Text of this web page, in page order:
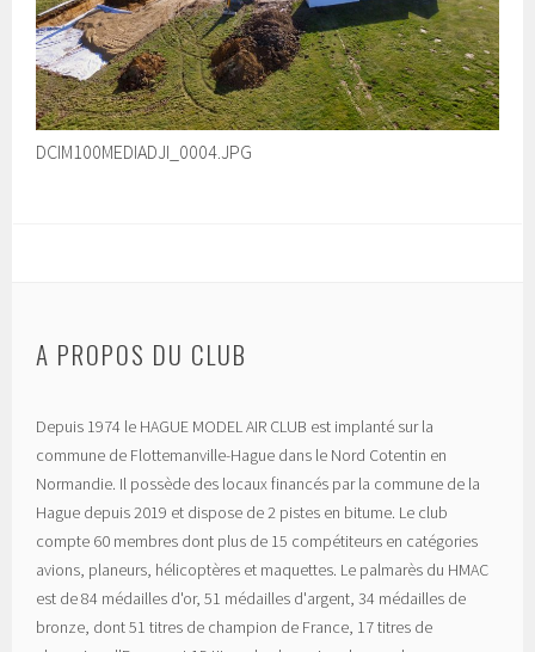
DCIM100MEDIADJI_0004.JPG
A PROPOS DU CLUB
Depuis 1974 le HAGUE MODEL AIR CLUB est implanté sur la
commune de Flottemanville-Hague dans le Nord Cotentin en
Normandie. Il possède des locaux financés par la commune de la
Hague depuis 2019 et dispose de 2 pistes en bitume. Le club
compte 60 membres dont plus de 15 compétiteurs en catégories
avions, planeurs, hélicoptères et maquettes. Le palmarès du HMAC
est de 84 médailles d'or, 51 médailles d'argent, 34 médailles de
bronze, dont 51 titres de champion de France, 17 titres de